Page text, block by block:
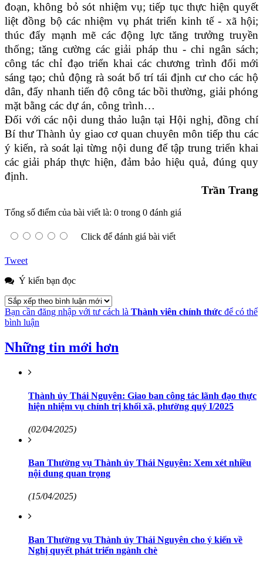
đoạn, không bỏ sót nhiệm vụ; tiếp tục thực hiện quyết
liệt đồng bộ các nhiệm vụ phát triển kinh tế - xã hội;
thúc đẩy mạnh mẽ các động lực tăng trưởng truyền
thống; tăng cường các giải pháp thu - chi ngân sách;
công tác chỉ đạo triển khai các chương trình đổi mới
sáng tạo; chủ động rà soát bố trí tái định cư cho các hộ
dân, đẩy nhanh tiến độ công tác bồi thường, giải phóng
mặt bằng các dự án, công trình…
Đối với các nội dung thảo luận tại Hội nghị, đồng chí
Bí thư Thành ủy giao cơ quan chuyên môn tiếp thu các
ý kiến, rà soát lại từng nội dung để tập trung triển khai
các giải pháp thực hiện, đảm bảo hiệu quả, đúng quy
định.
Trần Trang
Tổng số điểm của bài viết là: 0 trong 0 đánh giá
Click để đánh giá bài viết
Tweet
Ý kiến bạn đọc
Bạn cần đăng nhập với tư cách là Thành viên chính thức để có thể
bình luận
Những tin mới hơn
Thành ủy Thái Nguyên: Giao ban công tác lãnh đạo thực
hiện nhiệm vụ chính trị khối xã, phường quý I/2025
(02/04/2025)
Ban Thường vụ Thành ủy Thái Nguyên: Xem xét nhiều
nội dung quan trọng
(15/04/2025)
Ban Thường vụ Thành ủy Thái Nguyên cho ý kiến về
Nghị quyết phát triển ngành chè